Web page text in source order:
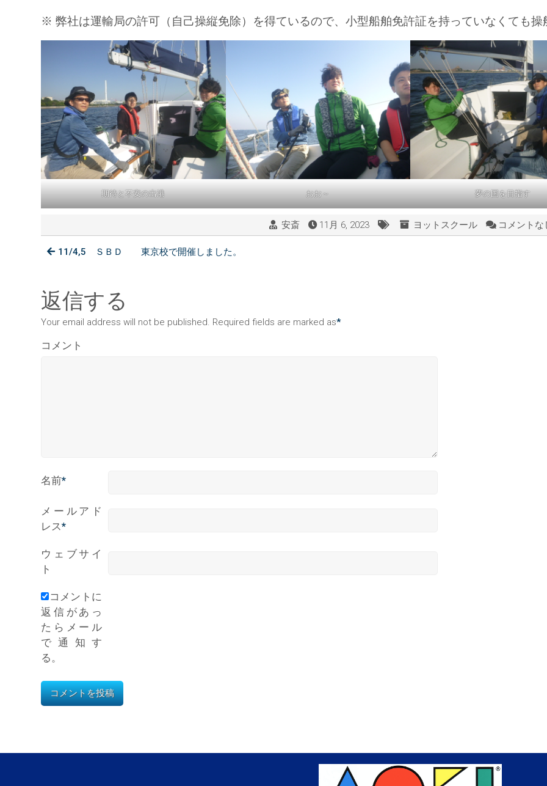
※ 弊社は運輸局の許可（自己操縦免除）を得ているので、小型船舶免許証を持っていなくても
期待と不安の出港 おお～ 夢の国を目指す
安斎 11月 6, 2023 ヨットスクール コメントな
11/4,5 ＳＢＤ 東京校で開催しました。
返信する
Your email address will not be published. Required fields are marked as*
コメント
名前*
メールアド
レス*
ウェブサイ
ト
コメントに
返信があっ
たらメール
で通知す
る。